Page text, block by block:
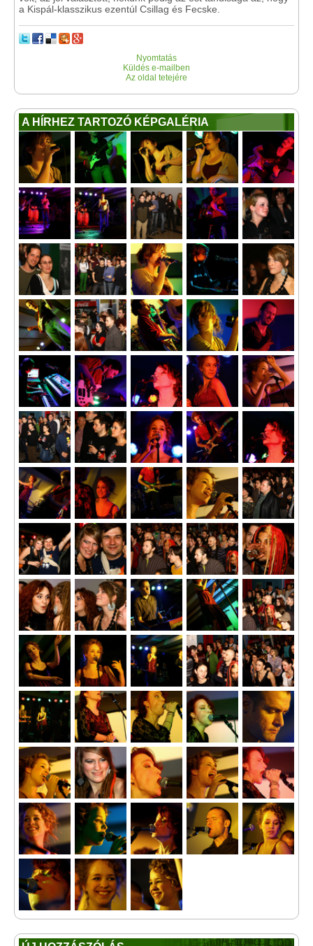
a Kispál-klasszikus ezentúl Csillag és Fecske.
Nyomtatás
Küldés e-mailben
Az oldal tetejére
A HÍRHEZ TARTOZÓ KÉPGALÉRIA